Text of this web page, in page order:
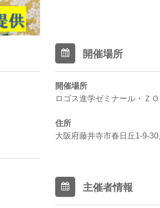
開催場所
開催場所
ロゴス進学ゼミナール・Ｚ
住所
大阪府藤井寺市春日丘1-9-30
主催者情報